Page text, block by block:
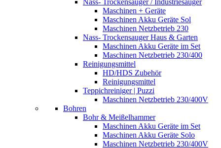
Nass- Trockensauger / Industriesauger
Maschinen + Geräte
Maschinen Akku Geräte Sol
Maschinen Netzbetrieb 230
Nass- Trockensauger Haus & Garten
Maschinen Akku Geräte im Set
Maschinen Netzbetrieb 230/400
Reinigungsmittel
HD/HDS Zubehör
Reinigungsmittel
Teppichreiniger | Puzzi
Maschinen Netzbetrieb 230/400V
Bohren
Bohr & Meißelhammer
Maschinen Akku Geräte im Set
Maschinen Akku Geräte Solo
Maschinen Netzbetrieb 230/400V